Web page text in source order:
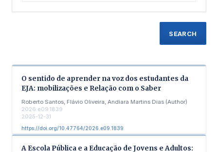
SEARCH
O sentido de aprender na voz dos estudantes da
EJA: mobilizações e Relação com o Saber
Roberto Santos, Flávio Oliveira, Andiara Martins Dias (Author)
2026.e09.1839
2025-12-31
https://doi.org/10.47764/2026.e09.1839
A Escola Pública e a Educação de Jovens e Adultos: